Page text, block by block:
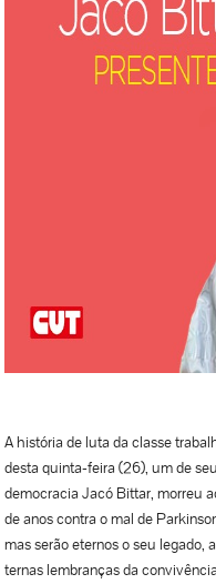
A história de luta da classe
desta quinta-feira (26), um de
democracia Jacó Bittar, morreu
de anos contra o mal de
mas serão eternos o seu legado,
ternas lembranças da